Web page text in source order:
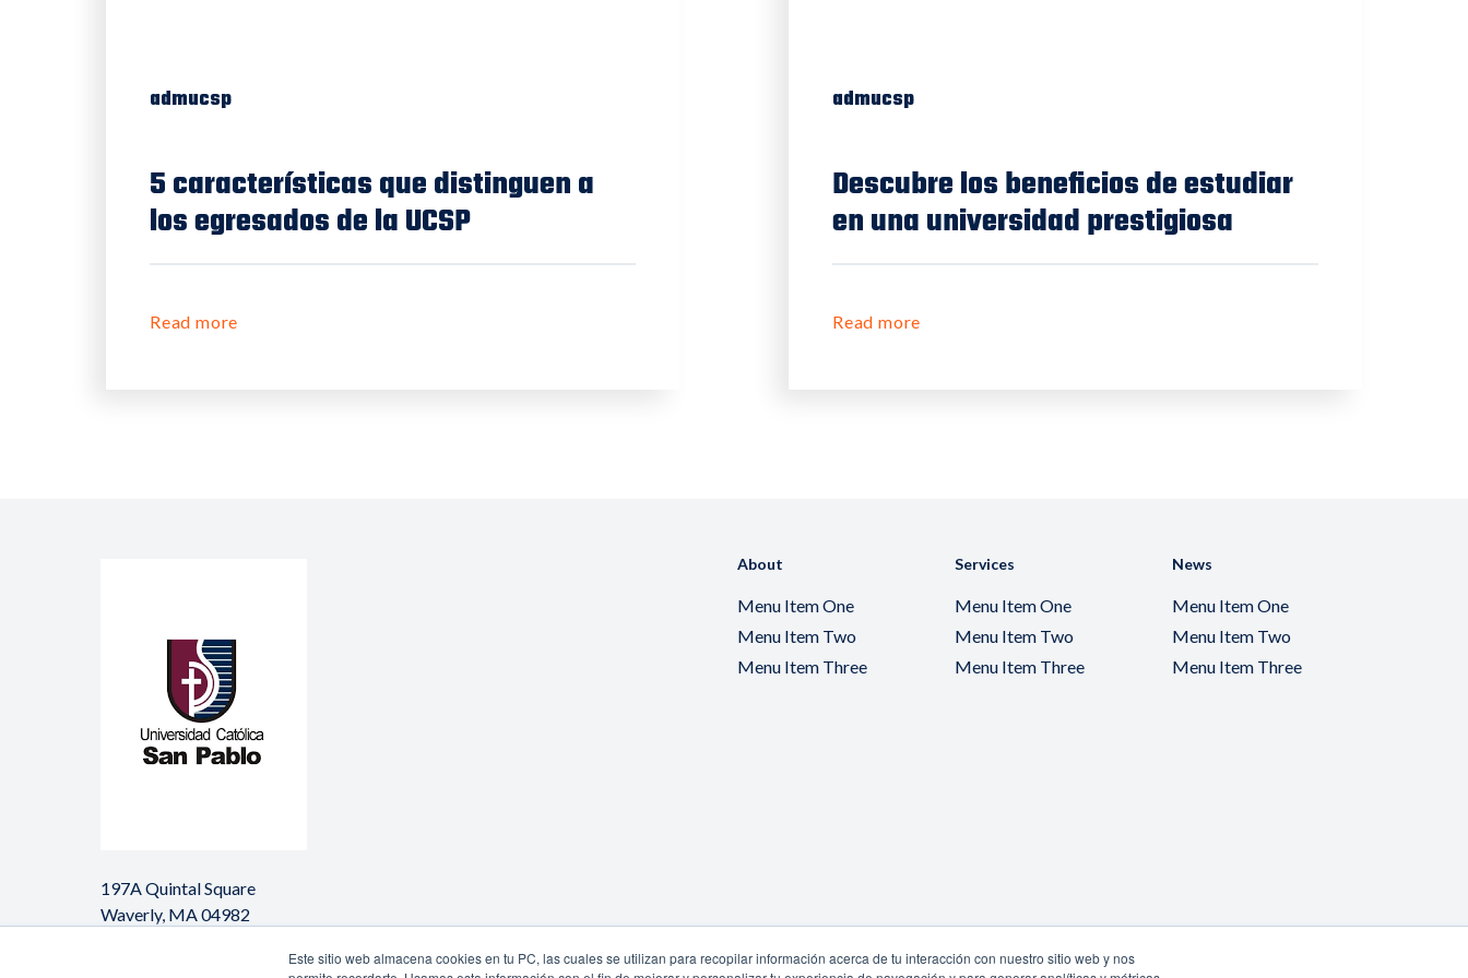
Este sitio web almacena cookies en tu PC, las cuales se utilizan para recopilar información acerca de tu interacción con nuestro sitio web y nos
admucsp
5 características que distinguen a
los egresados de la UCSP
Read more
admucsp
Descubre los beneficios de estudiar
en una universidad prestigiosa
Read more
197A Quintal Square
Waverly, MA 04982
About
Menu Item One
Menu Item Two
Menu Item Three
Services
Menu Item One
Menu Item Two
Menu Item Three
News
Menu Item One
Menu Item Two
Menu Item Three